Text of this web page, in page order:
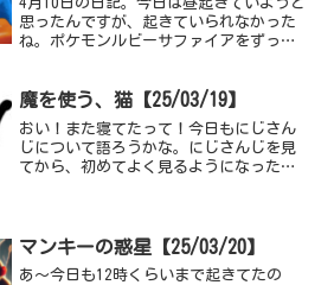
思ったんですが、起きていられなかった
ね。ポケモンルビーサファイアをずっと
んですよ、ということはロムが4つあると
魔を使う、猫【25/03/19】
おい！また寝てたって！今日もにじさん
じについて語ろうかな。にじさんじを見
てから、初めてよく見るようになった、
こじんまりしてるし、...
マンキーの惑星【25/03/20】
あ～今日も12時くらいまで起きてたの